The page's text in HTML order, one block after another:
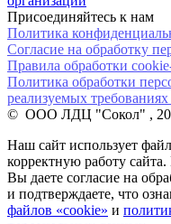
Присоединяйтесь к нам
Политика
Согласие на обработку
Правила обработки
Политика обработки
реализуемых
© ООО ЛДЦ "Сокол" ,
Наш сайт использует
корректную работу
Вы даете согласие на
и подтверждаете, что
файлов «cookie» и